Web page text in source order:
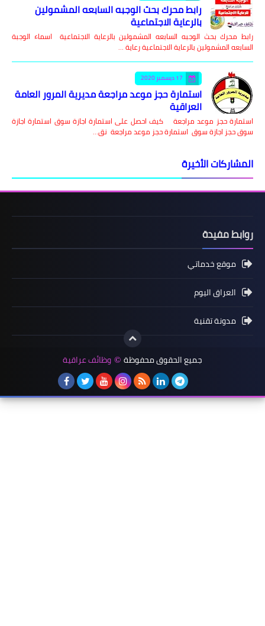
رابط محرك بحث الوجبه السابعه المشمولين
بالرعاية الاجتماعية
بحث الوجبه السابعه المشمولين بالرعاية الاجتماعية اسماء الوجبة
المشمولين بالرعاية الاجتماعية رعاية …
استمارة حجز موعد مراجعة مديرية المرور العامة
العراقية
حجز موعد مراجعة كيف احصل على استمارة اجازة سوق استمارة اجازة
اجازة سوق استمارة حجز موعد مراجعة نق…
الأخيرة
مفيدة
موقع خدماتي
العراق اليوم
مدونة تقنية
جميع الحقوق محفوظة © وظائف عراقية